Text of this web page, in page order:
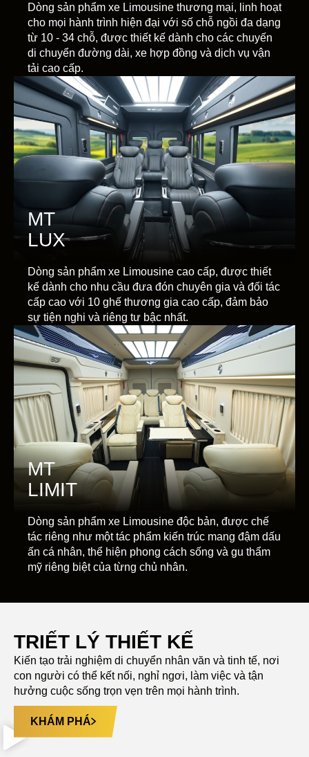
Dòng sản phẩm xe Limousine thương mại, linh hoạt
cho mọi hành trình hiện đại với số chỗ ngồi đa dạng
từ 10 - 34 chỗ, được thiết kế dành cho các chuyến
di chuyển đường dài, xe hợp đồng và dịch vụ vận
tải cao cấp.
MT
LUX
Dòng sản phẩm xe Limousine cao cấp, được thiết
kế dành cho nhu cầu đưa đón chuyên gia và đối tác
cấp cao với 10 ghế thương gia cao cấp, đảm bảo
sự tiện nghi và riêng tư bậc nhất.
MT
LIMIT
Dòng sản phẩm xe Limousine độc bản, được chế
tác riêng như một tác phẩm kiến trúc mang đậm dấu
ấn cá nhân, thể hiện phong cách sống và gu thẩm
mỹ riêng biệt của từng chủ nhân.
TRIẾT LÝ THIẾT KẾ
Kiến tạo trải nghiệm di chuyển nhân văn và tinh tế, nơi
con người có thể kết nối, nghỉ ngơi, làm việc và tận
hưởng cuộc sống trọn vẹn trên mọi hành trình.
KHÁM PHÁ